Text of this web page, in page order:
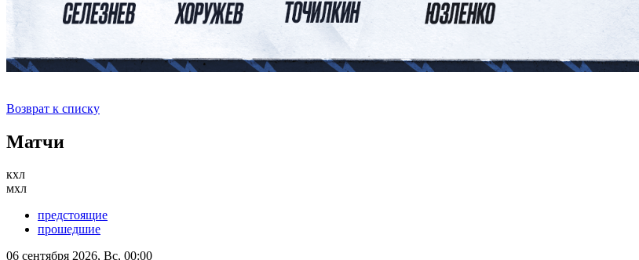
Возврат к списку
Матчи
кхл
мхл
предстоящие
прошедшие
06 сентября 2026, Вс, 00:00